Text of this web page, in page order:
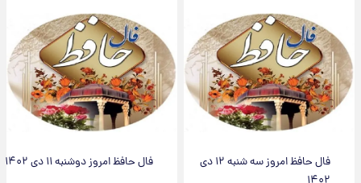
فال حافظ امروز سه شنبه ۱۲ دی
فال حافظ امروز دوشنبه ۱۱ دی ۱۴۰۲